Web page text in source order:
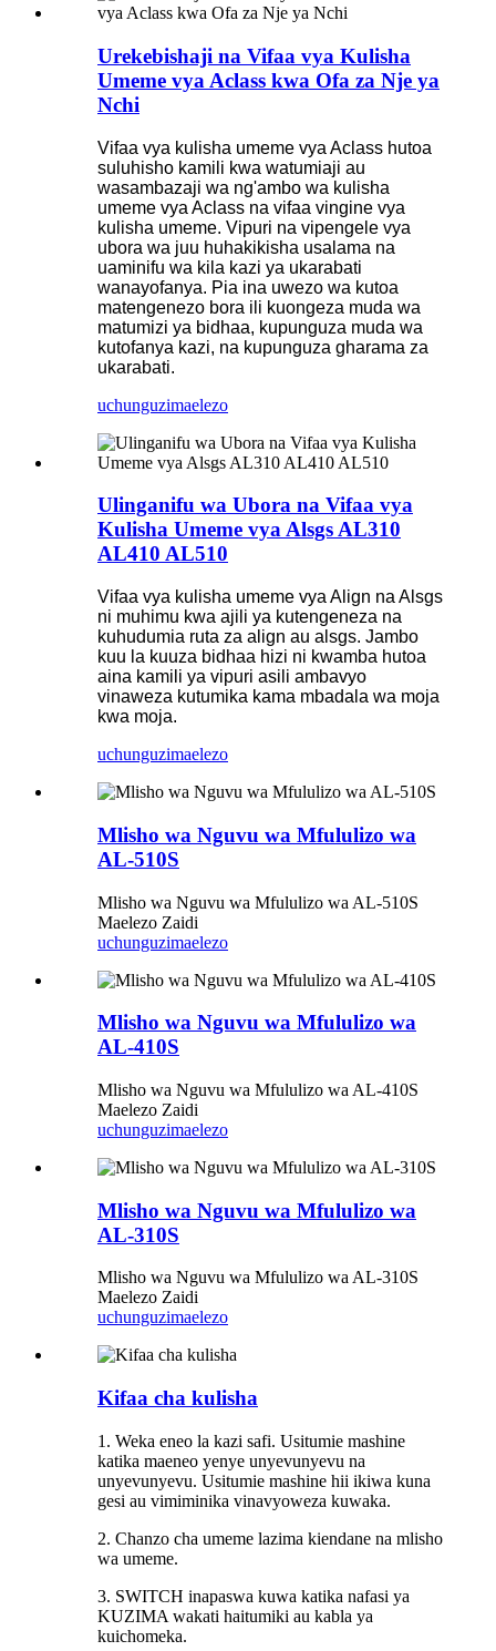
Urekebishaji na Vifaa vya Kulisha
Umeme vya Aclass kwa Ofa za Nje ya
Nchi
Vifaa vya kulisha umeme vya Aclass hutoa
suluhisho kamili kwa watumiaji au
wasambazaji wa ng'ambo wa kulisha
umeme vya Aclass na vifaa vingine vya
kulisha umeme. Vipuri na vipengele vya
ubora wa juu huhakikisha usalama na
uaminifu wa kila kazi ya ukarabati
wanayofanya. Pia ina uwezo wa kutoa
matengenezo bora ili kuongeza muda wa
matumizi ya bidhaa, kupunguza muda wa
kutofanya kazi, na kupunguza gharama za
ukarabati.
uchunguzimaelezo
Ulinganifu wa Ubora na Vifaa vya
Kulisha Umeme vya Alsgs AL310
AL410 AL510
Vifaa vya kulisha umeme vya Align na Alsgs
ni muhimu kwa ajili ya kutengeneza na
kuhudumia ruta za align au alsgs. Jambo
kuu la kuuza bidhaa hizi ni kwamba hutoa
aina kamili ya vipuri asili ambavyo
vinaweza kutumika kama mbadala wa moja
kwa moja.
uchunguzimaelezo
Mlisho wa Nguvu wa Mfululizo wa
AL-510S
Mlisho wa Nguvu wa Mfululizo wa AL-510S
Maelezo Zaidi
uchunguzimaelezo
Mlisho wa Nguvu wa Mfululizo wa
AL-410S
Mlisho wa Nguvu wa Mfululizo wa AL-410S
Maelezo Zaidi
uchunguzimaelezo
Mlisho wa Nguvu wa Mfululizo wa
AL-310S
Mlisho wa Nguvu wa Mfululizo wa AL-310S
Maelezo Zaidi
uchunguzimaelezo
Kifaa cha kulisha
1. Weka eneo la kazi safi. Usitumie mashine
katika maeneo yenye unyevunyevu na
unyevunyevu. Usitumie mashine hii ikiwa kuna
gesi au vimiminika vinavyoweza kuwaka.
2. Chanzo cha umeme lazima kiendane na mlisho
wa umeme.
3. SWITCH inapaswa kuwa katika nafasi ya
KUZIMA wakati haitumiki au kabla ya
kuichomeka.